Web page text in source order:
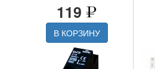
119
В КОРЗИНУ